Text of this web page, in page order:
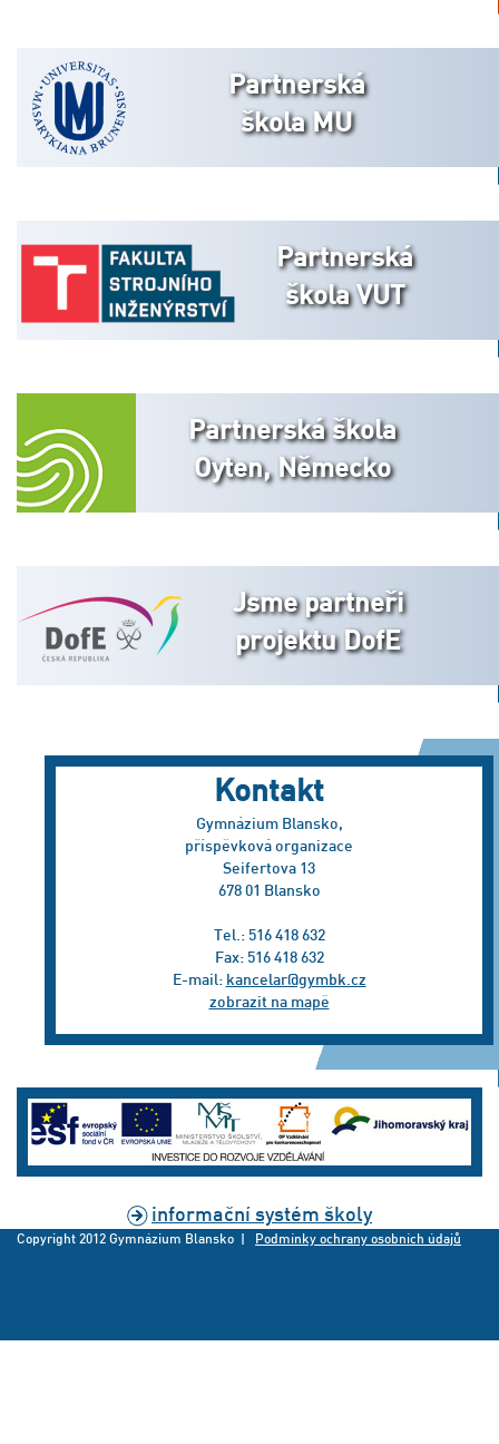
Partnerská
škola MU
Partnerská
škola VUT
Partnerská škola
Oyten, Německo
Jsme partneři
projektu DofE
Kontakt
Gymnázium Blansko,
příspěvková organizace
Seifertova 13
678 01 Blansko
Tel.: 516 418 632
Fax: 516 418 632
E-mail: kancelar@gymbk.cz
zobrazit na mapě
informační systém školy
Copyright 2012 Gymnázium Blansko | Podmínky ochrany osobních údajů